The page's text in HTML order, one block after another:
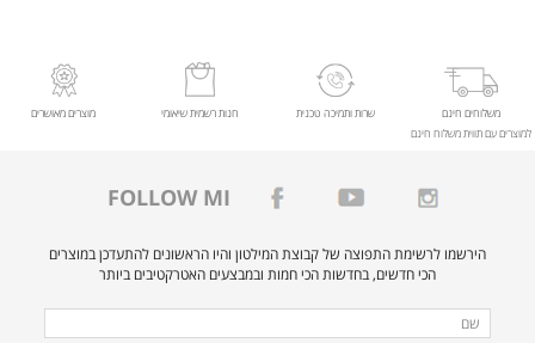
משלוחים חינם
למוצרים עם תווית משלוח חינם
שרות ותמיכה טכנית חנות רשמית שיאומי מוצרים מאושרים
FOLLOW MI
הירשמו לרשימת התפוצה של קבוצת המילטון והיו הראשונים להתעדכן במוצרים
הכי חדשים, בחדשות הכי חמות ובמבצעים האטרקטיבים ביותר
מלאו
שם